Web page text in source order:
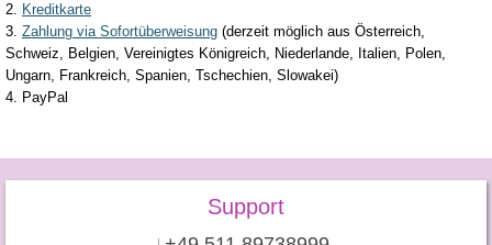
2. Kreditkarte
3. Zahlung via Sofortüberweisung (derzeit möglich aus Österreich,
Schweiz, Belgien, Vereinigtes Königreich, Niederlande, Italien, Polen,
Ungarn, Frankreich, Spanien, Tschechien, Slowakei)
4. PayPal
Support